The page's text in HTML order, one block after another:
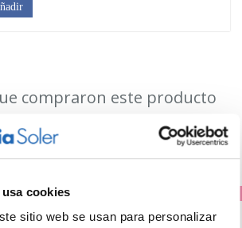
cookies
sitio web se usan para personalizar
compraron este producto